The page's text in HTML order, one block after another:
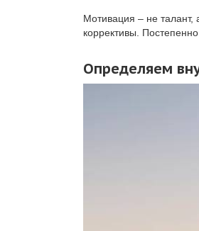
Мотивация – не талант,
коррективы.
Определяем